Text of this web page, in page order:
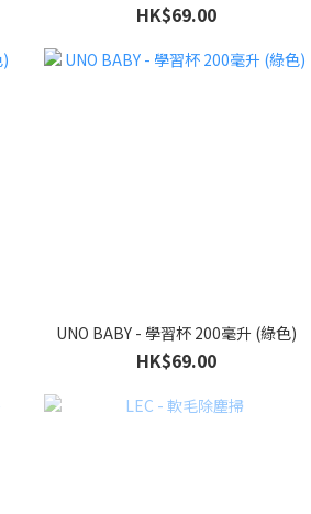
HK$69.00
UNO BABY - 學習杯 200毫升 (綠色)
HK$69.00